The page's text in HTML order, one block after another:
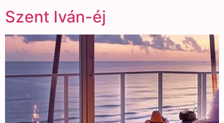
Szent Iván-éj